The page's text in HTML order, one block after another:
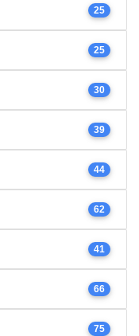
25
25
30
39
44
62
41
66
75